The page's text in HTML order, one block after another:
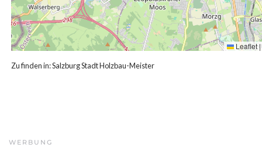
Leaflet|
Zu finden in:Salzburg Stadt Holzbau-Meister
WERBUNG